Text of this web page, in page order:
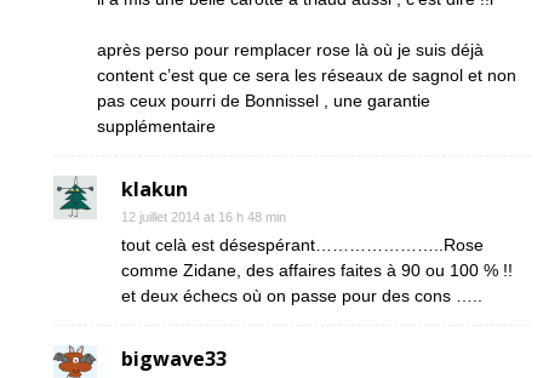
après perso pour remplacer rose là où je suis déjà
content c’est que ce sera les réseaux de sagnol et non
pas ceux pourri de Bonnissel , une garantie
supplémentaire
klakun
12 juillet 2014 at 16 h 48 min
tout celà est désespérant…………………..Rose
comme Zidane, des affaires faites à 90 ou 100 % !!
et deux échecs où on passe pour des cons …..
bigwave33